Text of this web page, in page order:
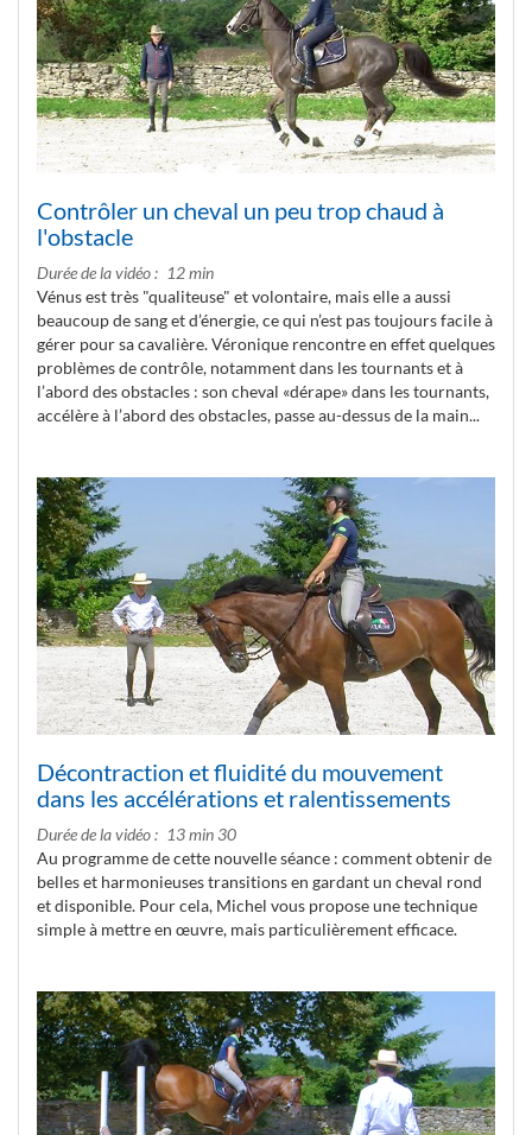
Contrôler un cheval un peu trop chaud à
l'obstacle
Durée de la vidéo
12 min
Vénus est très "qualiteuse" et volontaire, mais elle a aussi
beaucoup de sang et d’énergie, ce qui n’est pas toujours facile à
gérer pour sa cavalière. Véronique rencontre en effet quelques
problèmes de contrôle, notamment dans les tournants et à
l’abord des obstacles : son cheval «dérape» dans les tournants,
accélère à l’abord des obstacles, passe au-dessus de la main...
Décontraction et fluidité du mouvement
dans les accélérations et ralentissements
Durée de la vidéo
13 min 30
Au programme de cette nouvelle séance : comment obtenir de
belles et harmonieuses transitions en gardant un cheval rond
et disponible. Pour cela, Michel vous propose une technique
simple à mettre en œuvre, mais particulièrement efficace.